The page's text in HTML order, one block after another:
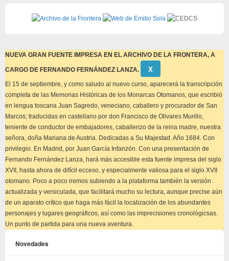
NUEVA GRAN FUENTE IMPRESA EN EL ARCHIVO DE LA FRONTERA, A
CARGO DE FERNANDO FERNÁNDEZ LANZA. Descartar
este
aviso
Χ
El 15 de septiembre, y como saludo al nuevo curso, aparecerá la transcripción
completa de las Memorias Históricas de los Monarcas Otomanos, que escribió
en lengua toscana Juan Sagredo, veneciano, caballero y procurador de San
Marcos; traducidas en castellano por don Francisco de Olivares Murillo,
teniente de conductor de embajadores, caballerizo de la reina madre, nuestra
señora, doña Mariana de Austria. Dedicadas a Su Majestad. Año 1684. Con
privilegio. En Madrid, por Juan García Infanzón. Con una presentación de
Fernando Fernández Lanza, hará más accesible esta fuente impresa del siglo
XVII, hasta ahora de difícil ecceso, y especialmente valiosa para el siglo XVII
otomano. Poco a poco iremos subiendo a la plataforma también la versión
actualizada y versiculada, que facilitará mucho su lectura, aunque precise aún
de un aparato crítico que haga más fácil la localización de los abundantes
personajes y lugares geográficos, así como las imprecisiones cronológicsas.
Un punto de partida para una nueva aventura.
Novedades